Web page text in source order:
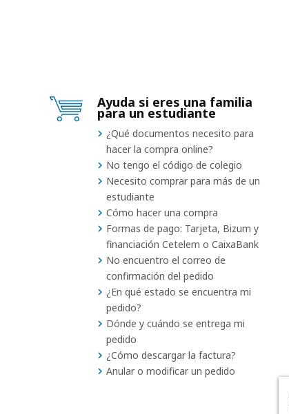
Ayuda si eres una familia
para un estudiante
¿Qué documentos necesito para
hacer la compra online?
No tengo el código de colegio
Necesito comprar para más de un
estudiante
Cómo hacer una compra
Formas de pago: Tarjeta, Bizum y
financiación Cetelem o CaixaBank
No encuentro el correo de
confirmación del pedido
¿En qué estado se encuentra mi
pedido?
Dónde y cuándo se entrega mi
pedido
¿Cómo descargar la factura?
Anular o modificar un pedido